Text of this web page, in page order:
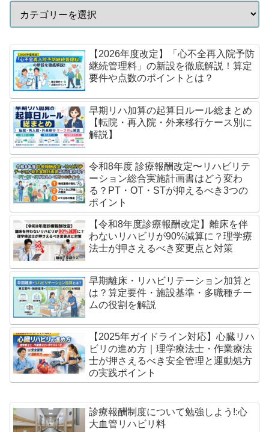
【2026年度改定】「心不全再入院予防
継続管理料」の新設を徹底解説！算定
要件や点数のポイントとは？
早期リハ加算の起算日ルール総まとめ
【転院・再入院・外来移行ケース別に
解説】
令和8年度 診療報酬改定〜リハビリテ
ーション総合実施計画書はどう変わ
る？PT・OT・STが抑えるべき3つの
ポイント
【令和8年度診療報酬改定】離床を伴
わないリハビリが90%減算に？理学療
法士が押さえるべき変更点と対策
早期離床・リハビリテーション加算と
は？算定要件・施設基準・多職種チー
ムの役割を解説
【2025年ガイドライン対応】心臓リハ
ビリの進め方｜理学療法士・作業療法
士が押さえるべき安全管理と運動処方
の実践ポイント
診療報酬制度について勉強しよう!:心
大血管リハビリ料